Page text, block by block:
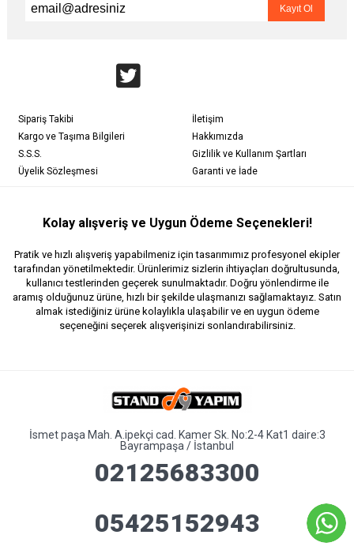
Sipariş Takibi
Kargo ve Taşıma Bilgileri
S.S.S.
Üyelik Sözleşmesi
İletişim
Hakkımızda
Gizlilik ve Kullanım Şartları
Garanti ve İade
Kolay alışveriş ve Uygun Ödeme Seçenekleri!
Pratik ve hızlı alışveriş yapabilmeniz için tasarımımız profesyonel ekipler
tarafından yönetilmektedir. Ürünlerimiz sizlerin ihtiyaçları doğrultusunda,
kullanıcı testlerinden geçerek sunulmaktadır. Doğru yönlendirme ile
aramış olduğunuz ürüne, hızlı bir şekilde ulaşmanızı sağlamaktayız. Satın
almak istediğiniz ürüne kolaylıkla ulaşabilir ve en uygun ödeme
seçeneğini seçerek alışverişinizi sonlandırabilirsiniz.
İsmet paşa Mah. A.ipekçi cad. Kamer Sk. No:2-4 Kat1 daire:3
Bayrampaşa / İstanbul
02125683300
05425152943